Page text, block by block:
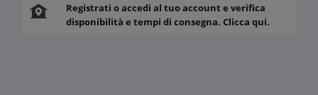
Registrati o accedi al tuo account e verifica
disponibilità e tempi di consegna. Clicca qui.